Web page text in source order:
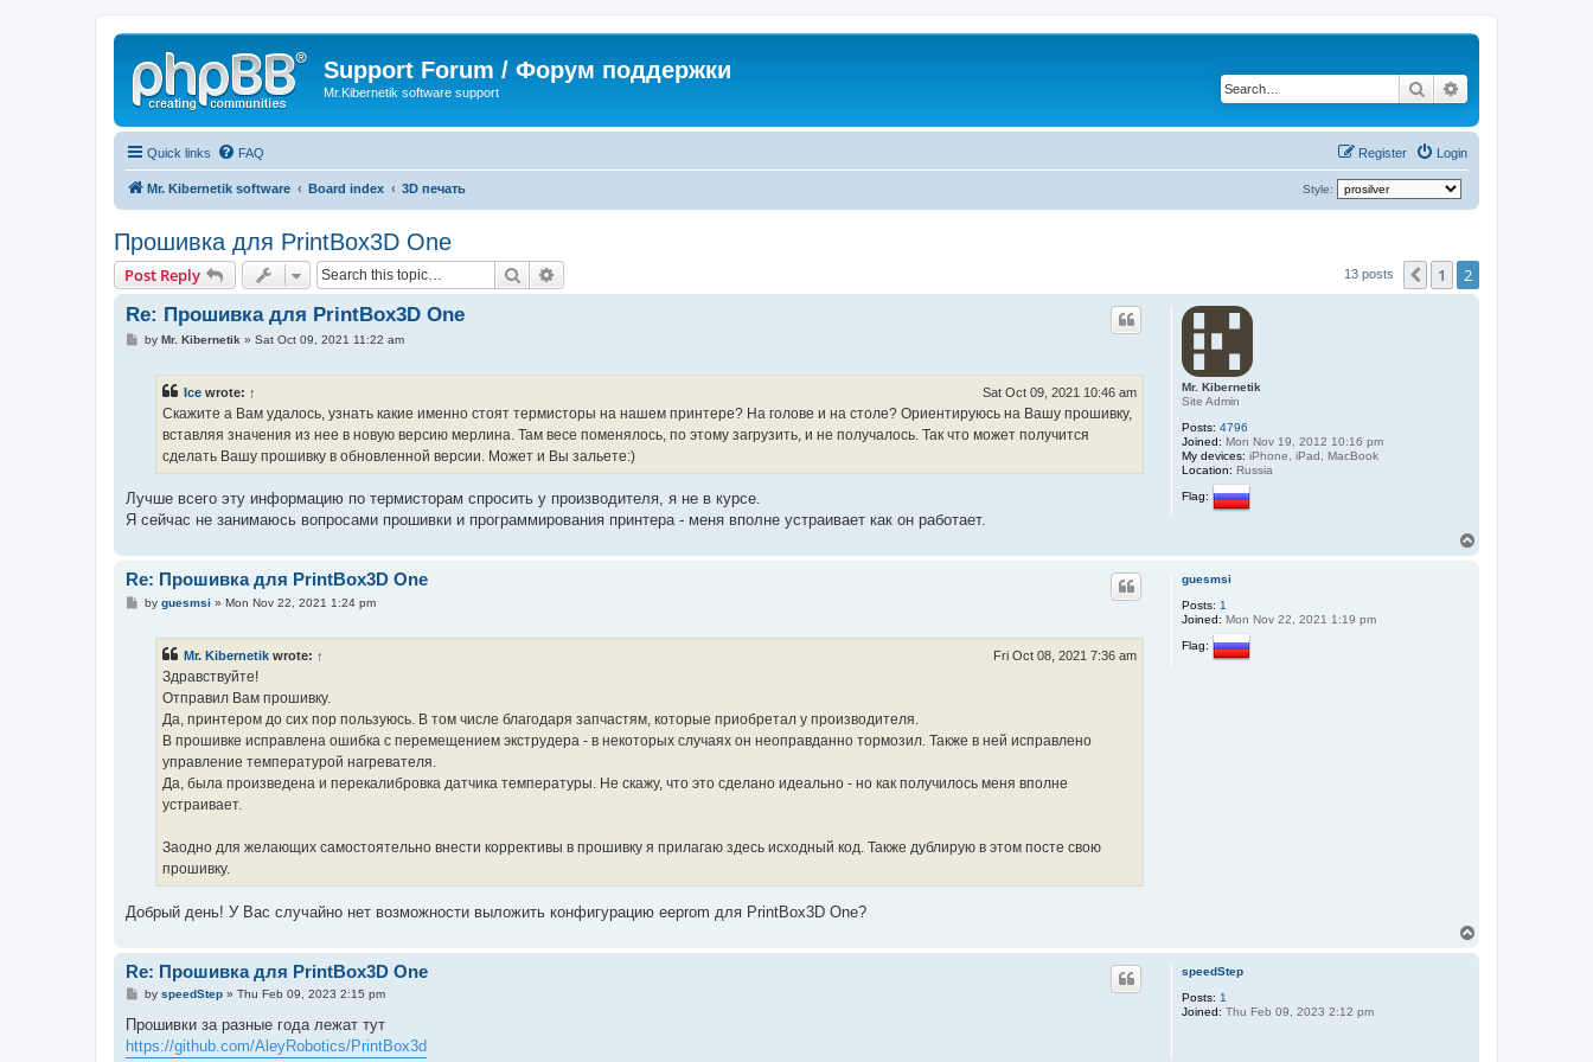
Support Forum / Форум поддержки
Mr.Kibernetik software support Search
Quick links FAQ Login
Register
Mr. Kibernetik software Board index 3D печать Style:
Прошивка для PrintBox3D One
Post Reply Search 13 posts Previous
1 2
Mr. Kibernetik
Site Admin
Posts: 4796
Joined: Mon Nov 19, 2012 10:16 pm
My devices: iPhone, iPad, MacBook
Location: Russia
Flag:
Re: Прошивка для PrintBox3D One
Pby Mr. Kibernetik » Sat Oct 09, 2021 11:22 am
Ice wrote: ↑ Sat Oct 09, 2021 10:46 am
Скажите а Вам удалось, узнать какие именно стоят термисторы на нашем принтере? На голове и на столе? Ориентируюсь на Вашу прошивку,
вставляя значения из нее в новую версию мерлина. Там весе поменялось, по этому загрузить, и не получалось. Так что может получится
сделать Вашу прошивку в обновленной версии. Может и Вы зальете:)
Лучше всего эту информацию по термисторам спросить у производителя, я не в курсе.
Я сейчас не занимаюсь вопросами прошивки и программирования принтера - меня вполне устраивает как он работает.
guesmsi
Posts: 1
Joined: Mon Nov 22, 2021 1:19 pm
Flag:
Re: Прошивка для PrintBox3D One
Pby guesmsi » Mon Nov 22, 2021 1:24 pm
Mr. Kibernetik wrote: ↑ Fri Oct 08, 2021 7:36 am
Здравствуйте!
Отправил Вам прошивку.
Да, принтером до сих пор пользуюсь. В том числе благодаря запчастям, которые приобретал у производителя.
В прошивке исправлена ошибка с перемещением экструдера - в некоторых случаях он неоправданно тормозил. Также в ней исправлено
управление температурой нагревателя.
Да, была произведена и перекалибровка датчика температуры. Не скажу, что это сделано идеально - но как получилось меня вполне
устраивает.
Заодно для желающих самостоятельно внести коррективы в прошивку я прилагаю здесь исходный код. Также дублирую в этом посте свою
прошивку.
Добрый день! У Вас случайно нет возможности выложить конфигурацию eeprom для PrintBox3D One?
speedStep
Posts: 1
Joined: Thu Feb 09, 2023 2:12 pm
Re: Прошивка для PrintBox3D One
P
s
by speedStep» Thu Feb 09, 2023 2:15 pm
Прошивки за разные года лежат тут
https://github.com/AleyRobotics/PrintBox3d